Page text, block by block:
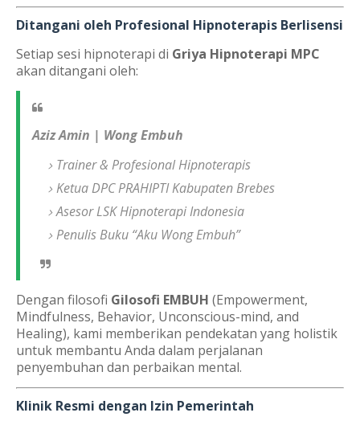
Ditangani oleh Profesional Hipnoterapis Berlisensi
Setiap sesi hipnoterapi di Griya Hipnoterapi MPC
akan ditangani oleh:
Aziz Amin | Wong Embuh
Trainer & Profesional Hipnoterapis
Ketua DPC PRAHIPTI Kabupaten Brebes
Asesor LSK Hipnoterapi Indonesia
Penulis Buku “Aku Wong Embuh”
Dengan filosofi Gilosofi EMBUH (Empowerment,
Mindfulness, Behavior, Unconscious-mind, and
Healing), kami memberikan pendekatan yang holistik
untuk membantu Anda dalam perjalanan
penyembuhan dan perbaikan mental.
Klinik Resmi dengan Izin Pemerintah